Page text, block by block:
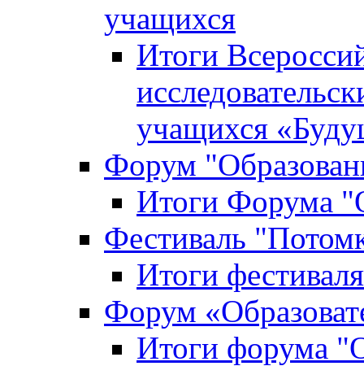
учащихся
Итоги
учащихся
Форум
Итоги Форума
Фестиваль
Итоги
Форум
Итоги форума